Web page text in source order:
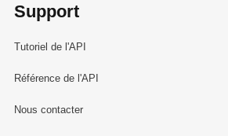
Support
Tutoriel de l'API
Référence de l'API
Nous contacter